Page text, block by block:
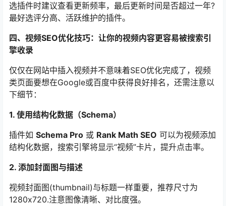
选插件时建议查看更新频率，最后更新时间是否超过一年?
最好选评分高、活跃维护的插件。
四、视频SEO优化技巧：让你的视频内容更容易被搜索引
擎收录
仅仅在网站中插入视频并不意味着SEO优化完成了，视频
类页面要想在Google或百度中获得良好排名，还需注意以
下细节：
1. 使用结构化数据（Schema）
插件如 Schema Pro 或 Rank Math SEO 可以为视频添加
结构化数据，搜索引擎将显示“视频”卡片，提升点击率。
2. 添加封面图与描述
视频封面图(thumbnail)与标题一样重要，推荐尺寸为
1280x720.注意图像清晰、对比度强。